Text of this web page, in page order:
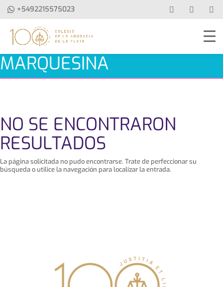
+5492215575023
MARQUESINA
NO SE ENCONTRARON
RESULTADOS
La página solicitada no pudo encontrarse. Trate de perfeccionar su
búsqueda o utilice la navegación para localizar la entrada.